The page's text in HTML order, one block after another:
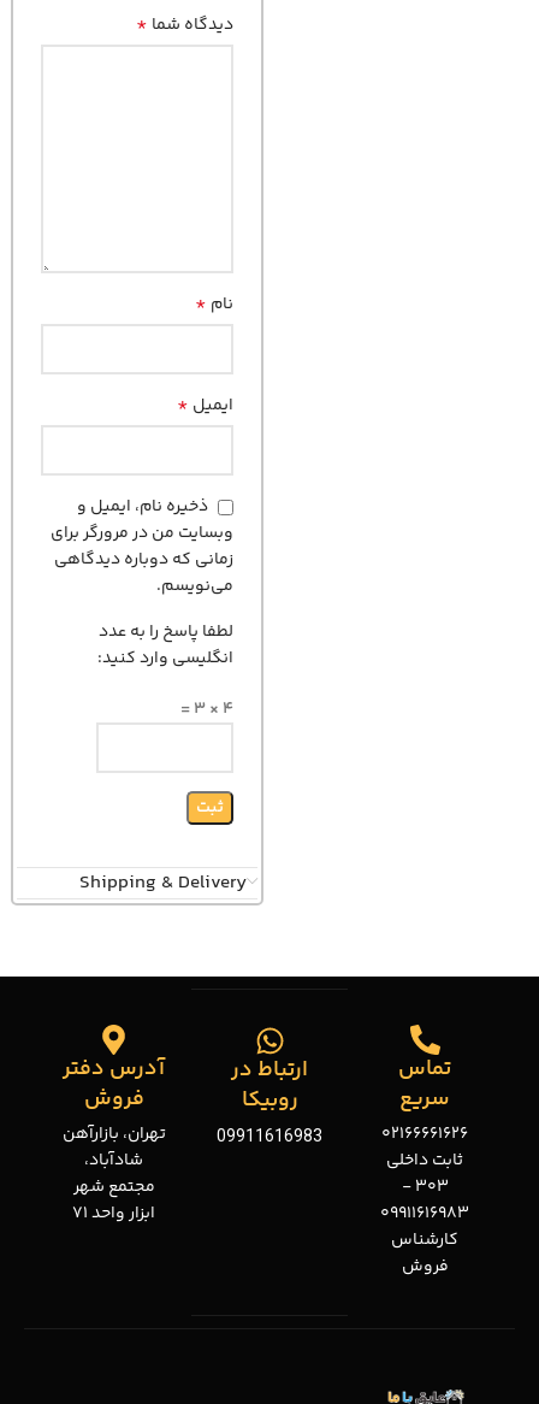
دیدگاه شما *
نام *
ایمیل *
ذخیره نام، ایمیل و
وبسایت من در مرورگر برای
زمانی که دوباره دیدگاهی
می‌نویسم.
لطفا پاسخ را به عدد
انگلیسی وارد کنید:
4 × 3 =
Shipping & Delivery
تماس
سریع
02166661626
ثابت داخلی
303 -
09911616983
کارشناس
فروش
ارتباط در
روبیکا
09911616983
آدرس دفتر
فروش
تهران، بازارآهن
شادآباد،
مجتمع شهر
ابزار واحد 71